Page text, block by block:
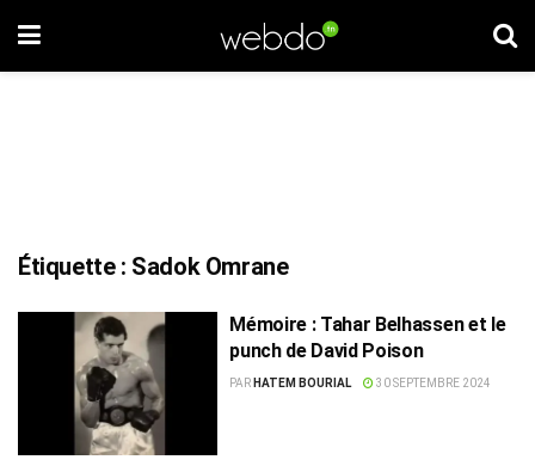
Étiquette : Sadok Omrane
Mémoire : Tahar Belhassen et le
punch de David Poison
PAR HATEM BOURIAL 30 SEPTEMBRE 2024